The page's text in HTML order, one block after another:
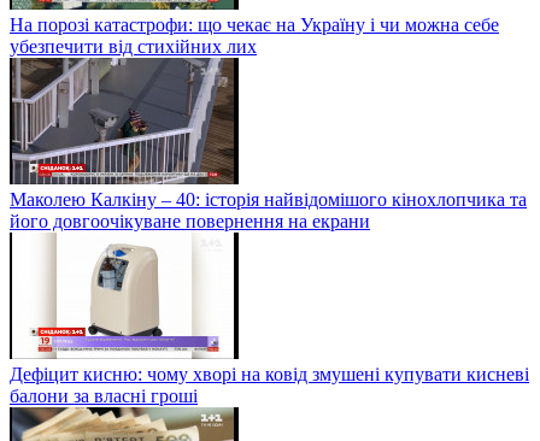
На порозі катастрофи: що чекає на Україну і чи можна себе
убезпечити від стихійних лих
Маколею Калкіну – 40: історія найвідомішого кінохлопчика та
його довгоочікуване повернення на екрани
Дефіцит кисню: чому хворі на ковід змушені купувати кисневі
балони за власні гроші